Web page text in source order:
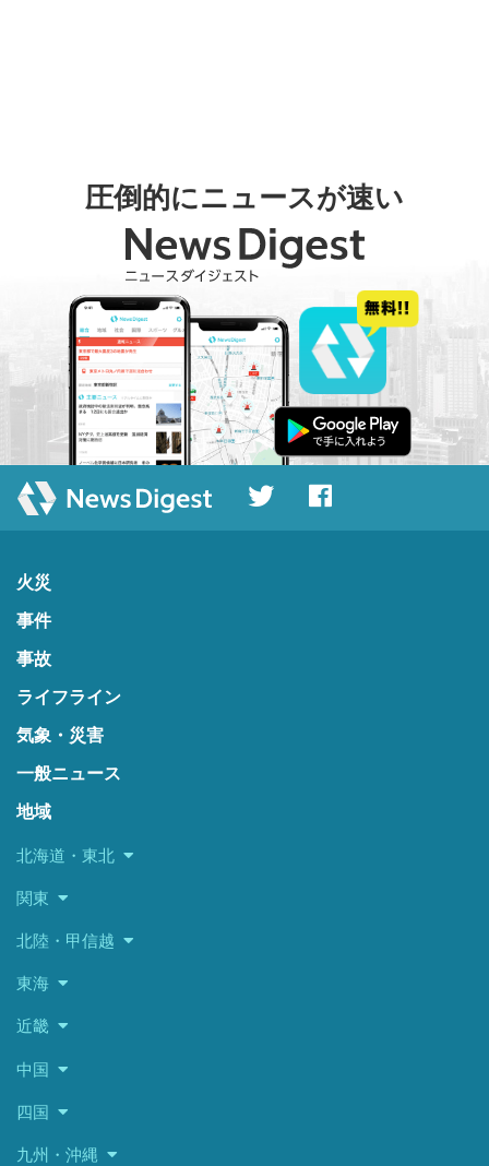
圧倒的にニュースが速い
火災
事件
事故
ライフライン
気象・災害
一般ニュース
地域
北海道・東北
関東
北陸・甲信越
東海
近畿
中国
四国
九州・沖縄